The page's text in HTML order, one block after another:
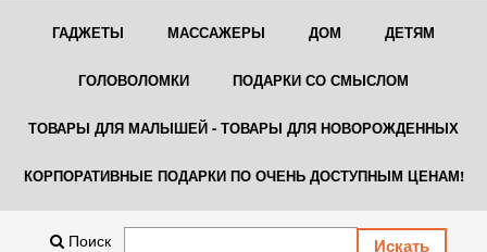
ГАДЖЕТЫ МАССАЖЕРЫ ДОМ ДЕТЯМ
ГОЛОВОЛОМКИ ПОДАРКИ СО СМЫСЛОМ
ТОВАРЫ ДЛЯ МАЛЫШЕЙ - ТОВАРЫ ДЛЯ НОВОРОЖДЕННЫХ
КОРПОРАТИВНЫЕ ПОДАРКИ ПО ОЧЕНЬ ДОСТУПНЫМ ЦЕНАМ!
Поиск